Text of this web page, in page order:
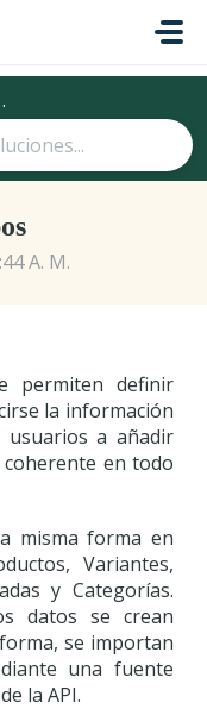
A. M.
permiten definir
la información
usuarios a añadir
en todo
misma forma en
Variantes,
y Categorías.
datos se crean
se importan
una fuente
la API.